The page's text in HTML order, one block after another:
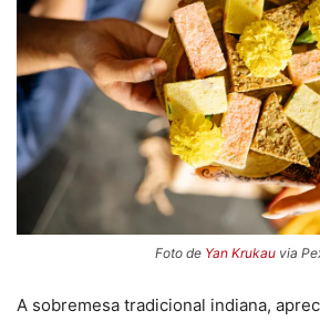
Foto de Yan Krukauvia
A sobremesa tradicional indiana,